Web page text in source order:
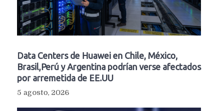
Data Centers de Huawei en Chile, México,
Brasil,Perú y Argentina podrían verse afectados
por arremetida de EE.UU
5 agosto, 2026